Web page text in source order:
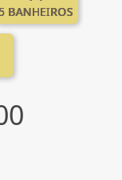
BANHEIROS